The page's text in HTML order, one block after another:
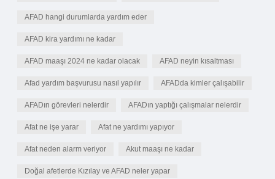
AFAD hangi durumlarda yardım eder
AFAD kira yardımı ne kadar
AFAD maaşı 2024 ne kadar olacak AFAD neyin kısaltması
Afad yardım başvurusu nasıl yapılır AFADda kimler çalışabilir
AFADın görevleri nelerdir AFADın yaptığı çalışmalar nelerdir
Afat ne işe yarar Afat ne yardımı yapıyor
Afat neden alarm veriyor Akut maaşı ne kadar
Doğal afetlerde Kızılay ve AFAD neler yapar